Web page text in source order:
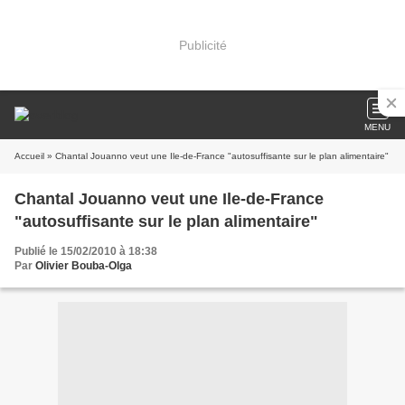
Publicité
MENU
Accueil » Chantal Jouanno veut une Ile-de-France "autosuffisante sur le plan alimentaire"
Chantal Jouanno veut une Ile-de-France
"autosuffisante sur le plan alimentaire"
Publié le 15/02/2010 à 18:38
Par Olivier Bouba-Olga